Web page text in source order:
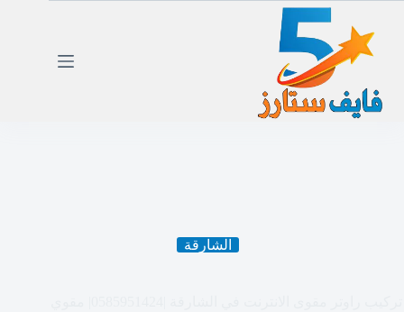
المحتوى
الشارقة